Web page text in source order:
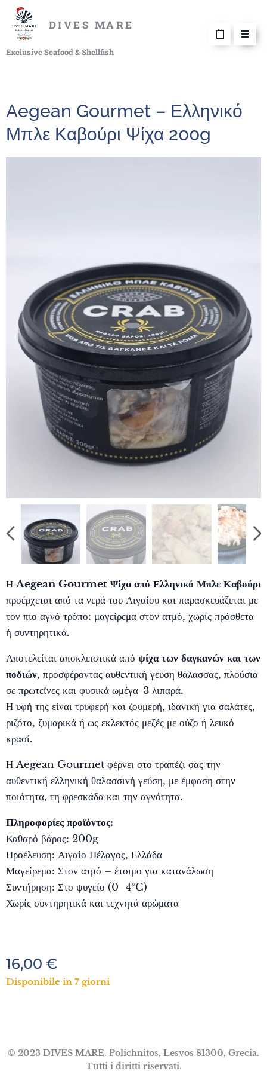
DIVES MARE
Exclusive Seafood & Shellfish
Aegean Gourmet – Ελληνικό
Μπλε Καβούρι Ψίχα 200g
ΗAegean Gourmet Ψίχα από Ελληνικό Μπλε Καβούρι
προέρχεται από τα νερά του Αιγαίου και παρασκευάζεται με
τον πιο αγνό τρόπο: μαγείρεμα στον ατμό, χωρίς πρόσθετα
ή συντηρητικά.
Αποτελείται αποκλειστικά από ψίχα των δαγκανών και των
ποδιών, προσφέροντας αυθεντική γεύση θάλασσας, πλούσια
σε πρωτεΐνες και φυσικά ωμέγα-3 λιπαρά.
Η υφή της είναι τρυφερή και ζουμερή, ιδανική για σαλάτες,
ριζότο, ζυμαρικά ή ως εκλεκτός μεζές με ούζο ή λευκό
κρασί.
Η Aegean Gourmet φέρνει στο τραπέζι σας την
αυθεντική ελληνική θαλασσινή γεύση, με έμφαση στην
ποιότητα, τη φρεσκάδα και την αγνότητα.
Πληροφορίες προϊόντος:
Καθαρό βάρος: 200g
Προέλευση: Αιγαίο Πέλαγος, Ελλάδα
Μαγείρεμα: Στον ατμό – έτοιμο για κατανάλωση
Συντήρηση: Στο ψυγείο (0–4°C)
Χωρίς συντηρητικά και τεχνητά αρώματα
16,00 €
Disponibile in 7 giorni
© 2023 DIVES MARE. Polichnitos, Lesvos 81300, Grecia.
Tutti i diritti riservati.